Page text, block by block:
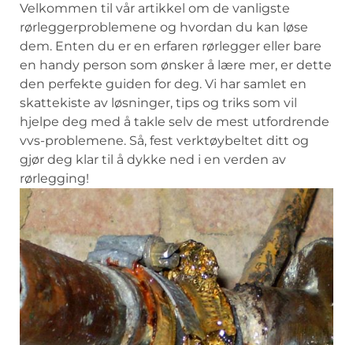
Velkommen til​ vår artikkel ⁢om de vanligste​
rørleggerproblemene‍ og hvordan du kan løse
‌dem. Enten du er ​en erfaren rørlegger eller bare
en handy person som ønsker å lære⁢ mer, er‌ dette⁢
den‍ perfekte ‌guiden for⁤ deg.⁤ Vi har samlet en ​
skattekiste ‌av ‍løsninger, tips⁤ og triks som vil
hjelpe deg med å takle selv de‍ mest‌ utfordrende
vvs-problemene. ⁢Så, fest verktøybeltet ditt og⁢
gjør deg ‍klar ⁣til å ‍dykke ned i en ‍verden av
rørlegging!